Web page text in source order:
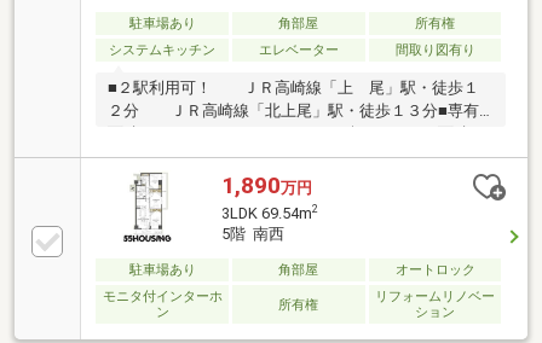
駐車場あり 角部屋
所有権
システムキッチン
エレベーター 間取り図有り
■２駅利用可！ ＪＲ高崎線「上 尾」駅・徒歩１
２分 ＪＲ高崎線「北上尾」駅・徒歩１３分■専有
面積：６２．８３m2（１９．００坪）■テラス面積：
１０．９７m2（３．３１坪）■間取タイプ：２ＬＤＫ
＋S（納戸）■専用テラス付■ＬＤＫ約１１．５畳、２
面採光■対面式カウンターキッチン■全居室収納■オー
トロック■周辺環境・ビッグエー上町店・・・・・約
460m・ベルク上尾春日店・・・・・約640m・サンド
ラッグ上尾春日店・・約210m・セブンイレブン 上
尾春日１丁目店・・・・約290m・上尾中央総合病
院・・・・・約730m・春日第一公園・・・・・・・約
1,890万円
3LDK 69.54m2
5階 南西
駐車場あり 角部屋
オートロック
モニタ付インターホ
ン
所有権
リフォームリノベー
ション